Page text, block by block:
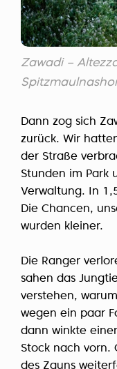
Zawadi –
Dann zog sich
zurück. Wir
der Straße
Stunden im Park
Verwaltung. In
Die Chancen,
wurden kleiner.
Die Ranger
sahen das
verstehen,
wegen ein paar
dann winkte
Stock nach vorn.
des Zauns